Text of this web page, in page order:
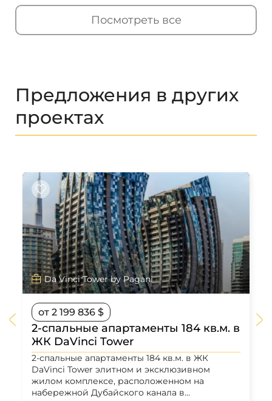
Посмотреть все
Предложения в других
проектах
Da Vinci Tower by Pagani
от 2 199 836 $
2-спальные апартаменты 184 кв.м. в
ЖК DaVinci Tower
2-спальные апартаменты 184 кв.м. в ЖК
DaVinci Tower элитном и эксклюзивном
жилом комплексе, расположенном на
набережной Дубайского канала в...